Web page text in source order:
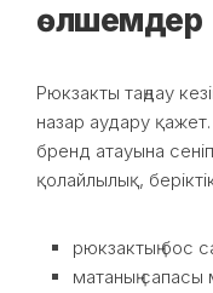
өлшемдер
Рюкзакты таңдау
назар аудару
бренд атауына
қолайлылық,
рюкзактың бос
матаның сапасы